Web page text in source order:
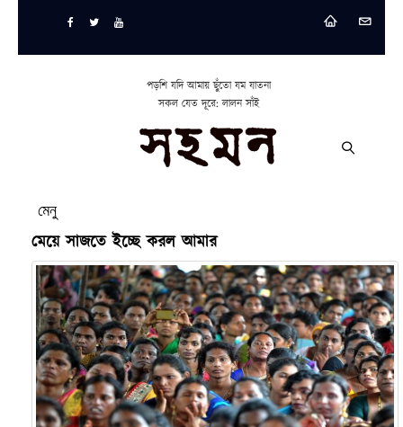
পড়শি যদি আমায় ছুঁতো যম যাতনা
সকল যেত দূরে: লালন সাঁই
মেনু
মেয়ে সাজতে ইচ্ছে করল আমার